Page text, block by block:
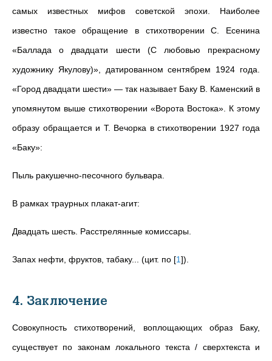
самых известных мифов советской эпохи. Наиболее
известно такое обращение в стихотворении С. Есенина
«Баллада о двадцати шести (С любовью прекрасному
художнику Якулову)», датированном сентябрем 1924 года.
«Гоpод двадцати шести» — так называет Баку В. Каменский в
упомянутом выше стихотворении «Ворота Востока». К этому
образу обращается и Т. Вечорка в стихотворении 1927 года
«Баку»:
Пыль pакушечно-песочного бульваpа.
В pамках тpауpных плакат-агит:
Двадцать шесть. Расстpелянные комиссаpы.
Запах нефти, фpуктов, табаку... (цит. по [1]).
4. Заключение
Совокупность стихотворений, воплощающих образ Баку,
существует по законам локального текста / сверхтекста и